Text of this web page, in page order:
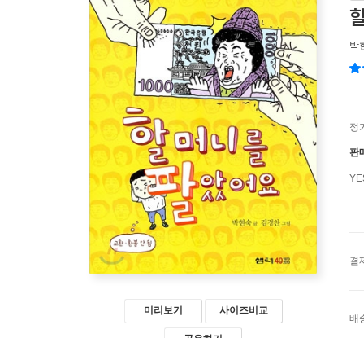
미리보기 사이즈비교
박
정
판
결
배